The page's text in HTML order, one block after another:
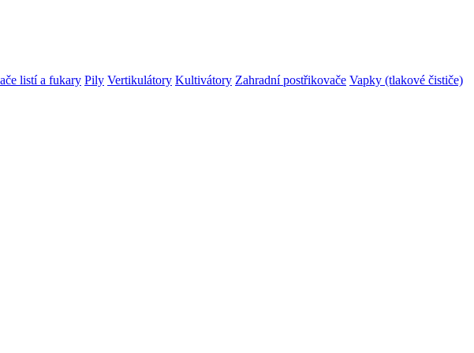
listí a fukary Pily Vertikulátory Kultivátory Zahradní postřikovače Vapky (tlakové čističe)